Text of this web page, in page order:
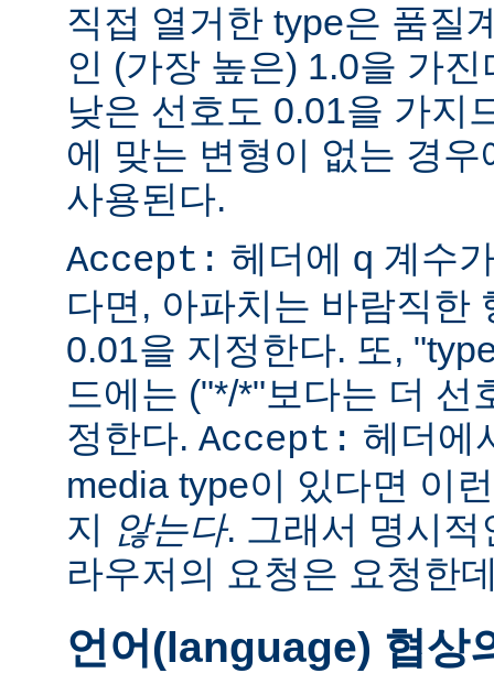
직접 열거한 type은 품질
인 (가장 높은) 1.0을 가
낮은 선호도 0.01을 가지
에 맞는 변형이 없는 경
사용된다.
Accept: 헤더에 q 계수
다면, 아파치는 바람직한
0.01을 지정한다. 또,
드에는 ("*/*"보다는 더 선
정한다. Accept: 헤더에
media type이 있다면 이
지
않는다. 그래서 명시
라우저의 요청은 요청한
언어(language) 협상